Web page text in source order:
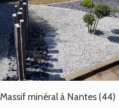
Massif minéral à Nantes (44)